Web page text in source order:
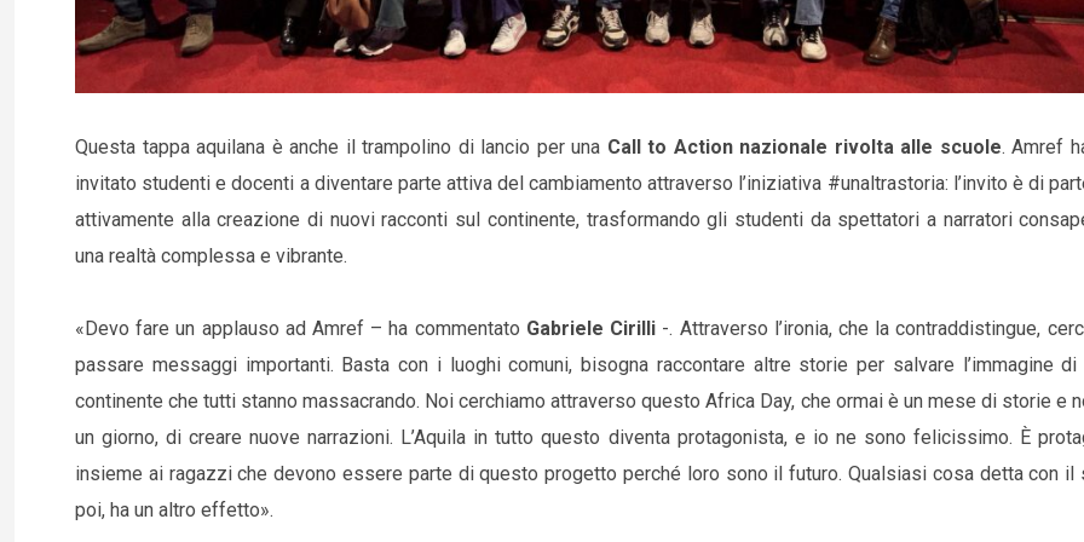
Questa tappa aquilana è anche il trampolino di lancio per una Call to Action nazionale rivolta alle scuole. Amref
invitato studenti e docenti a diventare parte attiva del cambiamento attraverso l’iniziativa #unaltrastoria: l’invito è di
attivamente alla creazione di nuovi racconti sul continente, trasformando gli studenti da spettatori a narratori
una realtà complessa e vibrante.
«Devo fare un applauso ad Amref – ha commentato Gabriele Cirilli -. Attraverso l’ironia, che la contraddistingue,
passare messaggi importanti. Basta con i luoghi comuni, bisogna raccontare altre storie per salvare l’immagine
continente che tutti stanno massacrando. Noi cerchiamo attraverso questo Africa Day, che ormai è un mese di storie e
un giorno, di creare nuove narrazioni. L’Aquila in tutto questo diventa protagonista, e io ne sono felicissimo. È
insieme ai ragazzi che devono essere parte di questo progetto perché loro sono il futuro. Qualsiasi cosa detta con il
poi, ha un altro effetto».